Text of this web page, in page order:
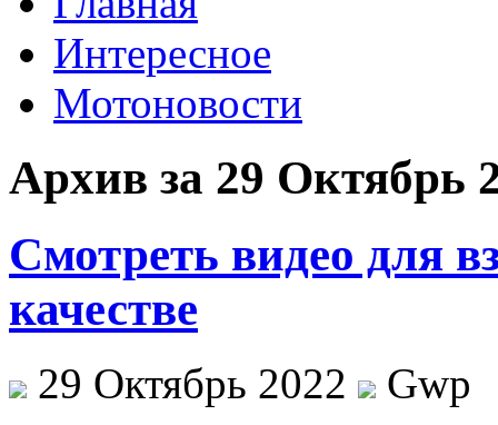
Интересное
Мотоновости
Архив за 29 Октябрь
Смотреть видео для
качестве
29 Октябрь 2022
Gwp